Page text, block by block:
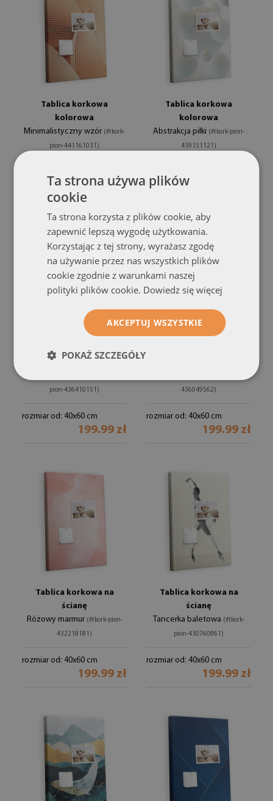
Tablica korkowa
kolorowa
Minimalistyczny wzór (#tkork-
pion-441161031)
199.99 zł
Tablica korkowa
kolorowa
Abstrakcja piłki (#tkork-pion-
439151121)
Tablica korkowa
pion-436410151)
rozmiar od: 40x60 cm
199.99 zł
436049562)
rozmiar od: 40x60 cm
199.99 zł
Tablica korkowa na
ścianę
Różowy marmur (#tkork-pion-
432218181)
rozmiar od: 40x60 cm
199.99 zł
Tablica korkowa na
ścianę
Tancerka baletowa (#tkork-
pion-430760861)
rozmiar od: 40x60 cm
199.99 zł
Ta strona używa plików
cookie
Ta strona korzysta z plików cookie, aby
zapewnić lepszą wygodę użytkowania.
Korzystając z tej strony, wyrażasz zgodę
na używanie przez nas wszystkich plików
cookie zgodnie z warunkami naszej
polityki plików cookie. Dowiedz się więcej
AKCEPTUJ WSZYSTKIE
POKAŻ SZCZEGÓŁY